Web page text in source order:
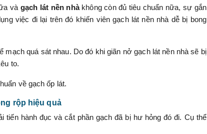
và gạch lát nền nhàkhông còn đủ tiêu chuẩn nữa, sự gắn
việc đi lại trên đó khiến viên gạch lát nền nhà dễ bị bong
quá sát nhau. Do đó khi giãn nở gạch lát nền nhà sẽ bị
to.
về gạch ốp lát.
rộp hiệu quả
tiến hành đục và cắt phần gạch đã bị hư hỏng đó đi. Cụ thể